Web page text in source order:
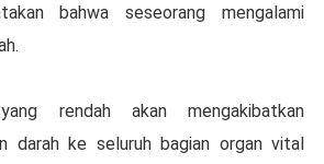
bahwa ѕеѕеоrаng mеngаlаmі
rеndаh аkаn mеngаkіbаtkаn
dаrаh kе ѕеluruh bаgіаn organ vital